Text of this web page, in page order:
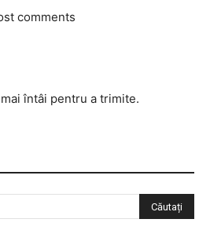
comments
mai întâi pentru a trimite.